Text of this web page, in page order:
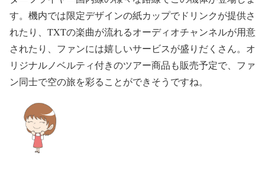
す。機内では限定デザインの紙カップでドリンクが提供さ
れたり、TXTの楽曲が流れるオーディオチャンネルが用意
されたり、ファンには嬉しいサービスが盛りだくさん。オ
リジナルノベルティ付きのツアー商品も販売予定で、ファ
ン同士で空の旅を彩ることができそうですね。